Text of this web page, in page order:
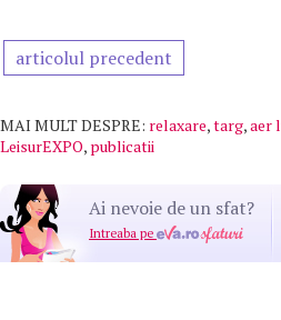
articolul precedent
MAI MULT DESPRE: relaxare,targ,aer
LeisurEXPO, publicatii
Ai nevoie de un sfat?
Intreaba pe